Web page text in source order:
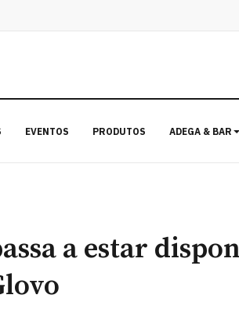
EVENTOS PRODUTOS ADEGA & BAR
a estar